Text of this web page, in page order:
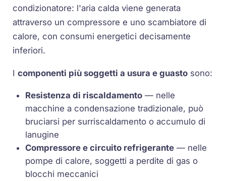
condizionatore: l'aria calda viene generata
attraverso un compressore e uno scambiatore di
calore, con consumi energetici decisamente
inferiori.
Icomponenti più soggetti a usura e guasto sono:
Resistenza di riscaldamento — nelle
macchine a condensazione tradizionale, può
bruciarsi per surriscaldamento o accumulo di
lanugine
Compressore e circuito refrigerante — nelle
pompe di calore, soggetti a perdite di gas o
blocchi meccanici